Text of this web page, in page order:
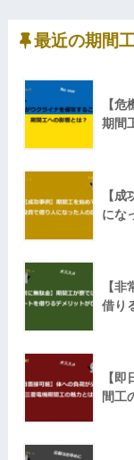
最近の期間
【
期間
【
にな
【
借り
【
間工